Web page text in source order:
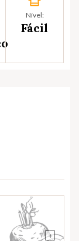
Nível:
Fácil
+